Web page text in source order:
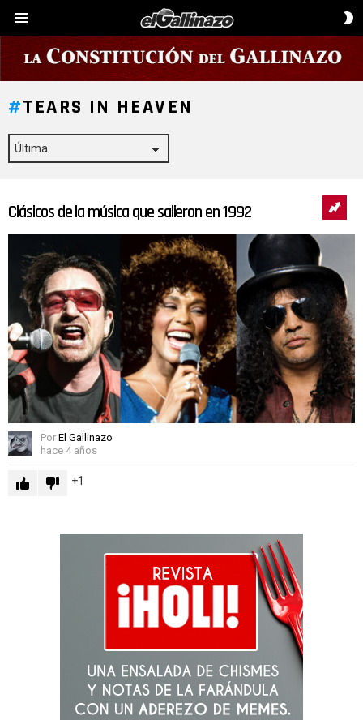
TEARS IN HEAVEN
ÚLTIMAS
Clásicos de la música que salieron en 1992
Por El Gallinazo
hace 4 años
1